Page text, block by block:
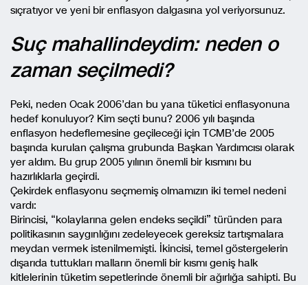
sıçratıyor ve yeni bir enflasyon dalgasına yol veriyorsunuz.
Suç mahallindeydim: neden o
zaman seçilmedi?
Peki, neden Ocak 2006’dan bu yana tüketici enflasyonuna
hedef konuluyor? Kim seçti bunu? 2006 yılı başında
enflasyon hedeflemesine geçileceği için TCMB’de 2005
başında kurulan çalışma grubunda Başkan Yardımcısı olarak
yer aldım. Bu grup 2005 yılının önemli bir kısmını bu
hazırlıklarla geçirdi.
Çekirdek enflasyonu seçmemiş olmamızın iki temel nedeni
vardı:
Birincisi, “kolaylarına gelen endeks seçildi” türünden para
politikasının saygınlığını zedeleyecek gereksiz tartışmalara
meydan vermek istenilmemişti. İkincisi, temel göstergelerin
dışarıda tuttukları malların önemli bir kısmı geniş halk
kitlelerinin tüketim sepetlerinde önemli bir ağırlığa sahipti. Bu